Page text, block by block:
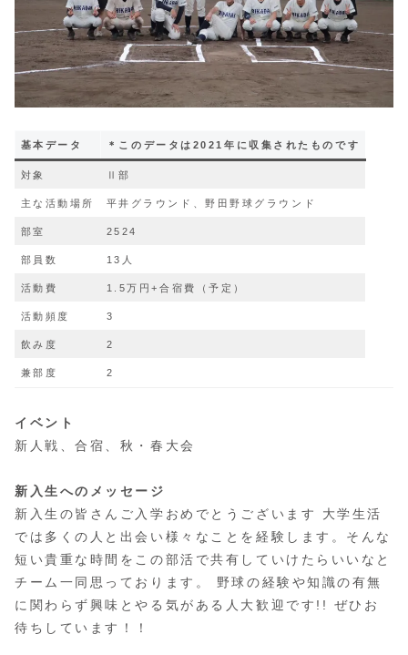
基本データ ＊このデータは2021年に収集されたものです
対象 Ⅱ部
主な活動場所 平井グラウンド、野田野球グラウンド
部室 2524
部員数 13人
活動費 1.5万円+合宿費（予定）
活動頻度 3
飲み度 2
兼部度 2
イベント
新人戦、合宿、秋・春大会
新入生へのメッセージ
新入生の皆さんご入学おめでとうございます 大学生活
では多くの人と出会い様々なことを経験します。そんな
短い貴重な時間をこの部活で共有していけたらいいなと
チーム一同思っております。 野球の経験や知識の有無
に関わらず興味とやる気がある人大歓迎です!! ぜひお
待ちしています！！